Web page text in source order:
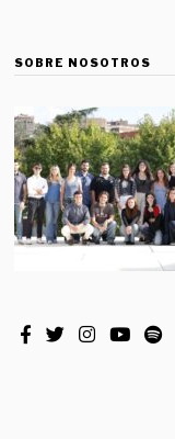
SOBRE NOSOTROS